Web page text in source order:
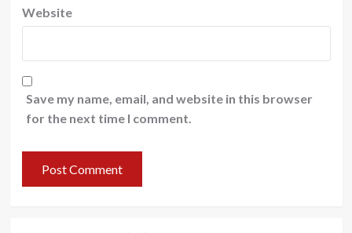
Website
Save my name, email, and website in this browser
for the next time I comment.